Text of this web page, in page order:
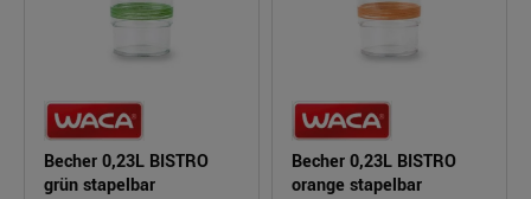
Becher 0,23L BISTRO
grün stapelbar
Becher 0,23L BISTRO
orange stapelbar